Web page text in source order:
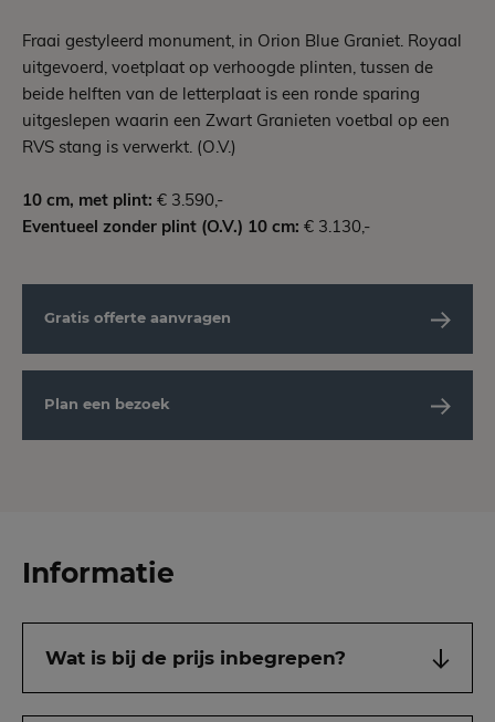
Fraai gestyleerd monument, in Orion Blue Graniet. Royaal
uitgevoerd, voetplaat op verhoogde plinten, tussen de
beide helften van de letterplaat is een ronde sparing
uitgeslepen waarin een Zwart Granieten voetbal op een
RVS stang is verwerkt. (O.V.)
10 cm, met plint: € 3.590,-
Eventueel zonder plint (O.V.) 10 cm: € 3.130,-
Gratis offerte aanvragen
Plan een bezoek
Informatie
Wat is bij de prijs inbegrepen?